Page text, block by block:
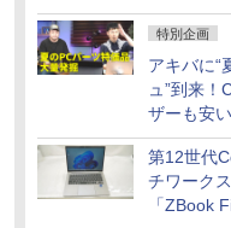
特別企画
アキバに“
ュ”到来！
ザーも安
は？【8月
第12世代
チワーク
「ZBook